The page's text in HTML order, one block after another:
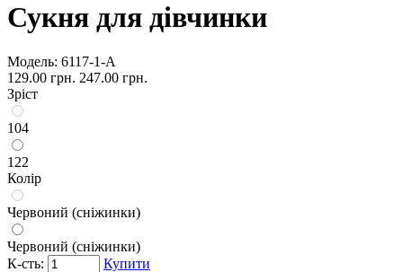
Сукня для дівчинки
Модель: 6117-1-А
129.00 грн. 247.00 грн.
Зріст
104
122
Колір
Червоний (сніжинки)
Червоний (сніжинки)
К-сть:
Купити